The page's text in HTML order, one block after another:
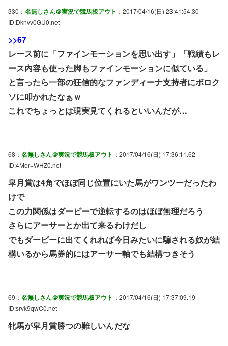
330： 名無しさん＠実況で競馬板アウト ：2017/04/16(日) 23:41:54.30
ID:Dknvv0GU0.net
>>67
レース前に「ファインモーションを思い出す」「戦績もレ
ース内容も使った脚もファインモーションに似ている」
と言ったら一部の狂信的なファンディーナ支持者にボロク
ソに叩かれたなぁｗ
これでちょっとは現実見てくれるといいんだが…
68： 名無しさん＠実況で競馬板アウト ：2017/04/16(日) 17:36:11.62
ID:4Mer+WHZ0.net
皐月賞は4角でほぼ同じ位置にいた馬がワンツーだったわ
けで
この力関係はダービーで逆転するのはほぼ無理だろう
さらにアーサーとか出て来るわけだし
でもダービーに出てくれれば今日みたいに騙される奴が結
構いるから馬券的にはアーサー軸でも結構つきそう
69： 名無しさん＠実況で競馬板アウト ：2017/04/16(日) 17:37:09.19
ID:srvk9qwC0.net
牝馬が皐月賞勝つの難しいんだな